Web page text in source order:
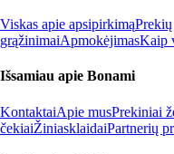
Viskas apie apsipirkimą
grąžinimaiApmokėjimasKaip
Išsamiau apie Bonami
KontaktaiApie musPrekiniai
čekiaiŽiniasklaidaiPartnerių